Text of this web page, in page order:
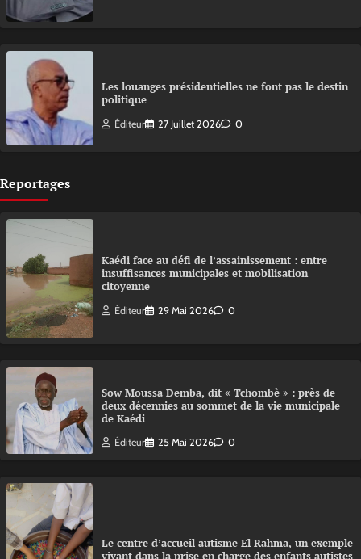
Les louanges présidentielles ne font pas le destin
politique
Éditeur 27 Juillet 2026 0
Reportages
Kaédi face au défi de l’assainissement : entre
insuffisances municipales et mobilisation
citoyenne
Éditeur 29 Mai 2026 0
Sow Moussa Demba, dit « Tchombè » : près de
deux décennies au sommet de la vie municipale
de Kaédi
Éditeur 25 Mai 2026 0
Le centre d’accueil autisme El Rahma, un exemple
vivant dans la prise en charge des enfants autistes